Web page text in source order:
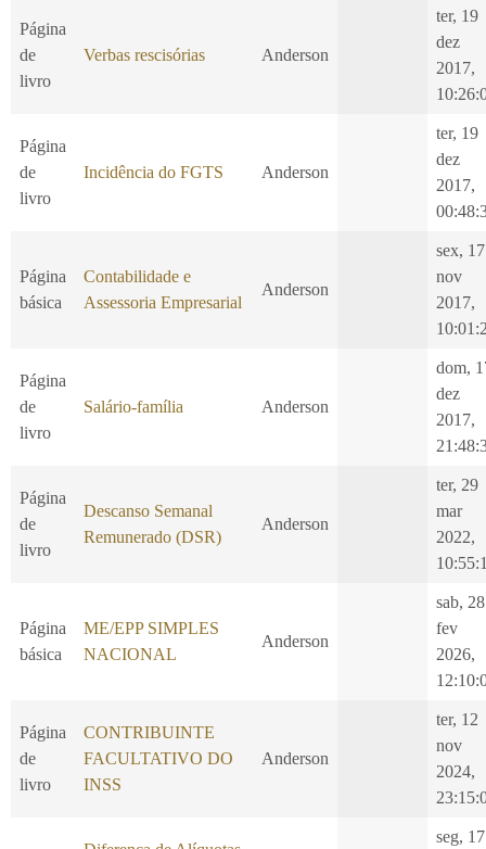
Página
de
livro
Verbas rescisórias Anderson
ter, 19
dez
2017,
Página
de
livro
Incidência do FGTS Anderson
ter, 19
dez
2017,
Página
básica
Contabilidade e
Assessoria Empresarial
Anderson
sex, 17
nov
2017,
Página
de
livro
Salário-família Anderson
dom,
dez
2017,
Página
de
livro
Descanso Semanal
Remunerado (DSR)
Anderson
ter, 29
mar
2022,
Página
básica
ME/EPP SIMPLES
NACIONAL
Anderson
sab, 28
fev
2026,
Página
de
livro
CONTRIBUINTE
FACULTATIVO DO
INSS
Anderson
ter, 12
nov
2024,
seg, 17